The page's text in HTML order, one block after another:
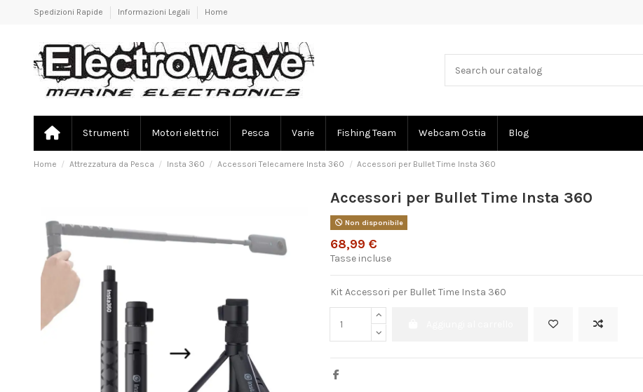
Spedizioni Rapide Informazioni Legali Home
Strumenti Motori elettrici Pesca Varie Fishing Team Webcam Ostia Blog
Home Attrezzatura da Pesca Insta 360 Accessori Telecamere Insta 360 Accessori per Bullet Time Insta 360
Accessori per Bullet Time Insta 360
Non disponibile
68,99 €
Tasse incluse
Kit Accessori per Bullet Time Insta 360